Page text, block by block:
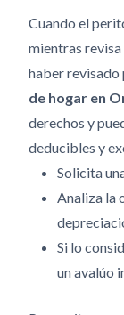
Cuando el
mientras revisa
haber
de hogar en
derechos y
deducibles y
Solicita
Analiza la
Si lo
un avalúo